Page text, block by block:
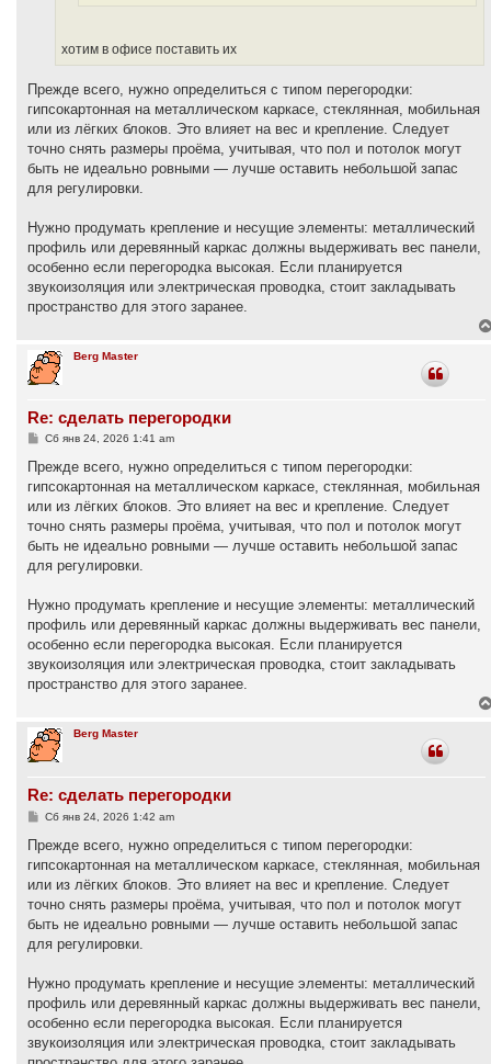
хотим в офисе поставить их
Прежде всего, нужно определиться с типом перегородки:
гипсокартонная на металлическом каркасе, стеклянная, мобильная
или из лёгких блоков. Это влияет на вес и крепление. Следует
точно снять размеры проёма, учитывая, что пол и потолок могут
быть не идеально ровными — лучше оставить небольшой запас
для регулировки.
Нужно продумать крепление и несущие элементы: металлический
профиль или деревянный каркас должны выдерживать вес панели,
особенно если перегородка высокая. Если планируется
звукоизоляция или электрическая проводка, стоит закладывать
пространство для этого заранее.
Berg Master
Re: сделать перегородки
С
о
щ
е
и
е
Сб янв 24, 2026 1:41 am
Прежде всего, нужно определиться с типом перегородки:
гипсокартонная на металлическом каркасе, стеклянная, мобильная
или из лёгких блоков. Это влияет на вес и крепление. Следует
точно снять размеры проёма, учитывая, что пол и потолок могут
быть не идеально ровными — лучше оставить небольшой запас
для регулировки.
Нужно продумать крепление и несущие элементы: металлический
профиль или деревянный каркас должны выдерживать вес панели,
особенно если перегородка высокая. Если планируется
звукоизоляция или электрическая проводка, стоит закладывать
пространство для этого заранее.
Berg Master
Re: сделать перегородки
С
о
щ
е
и
е
Сб янв 24, 2026 1:42 am
Прежде всего, нужно определиться с типом перегородки:
гипсокартонная на металлическом каркасе, стеклянная, мобильная
или из лёгких блоков. Это влияет на вес и крепление. Следует
точно снять размеры проёма, учитывая, что пол и потолок могут
быть не идеально ровными — лучше оставить небольшой запас
для регулировки.
Нужно продумать крепление и несущие элементы: металлический
профиль или деревянный каркас должны выдерживать вес панели,
особенно если перегородка высокая. Если планируется
звукоизоляция или электрическая проводка, стоит закладывать